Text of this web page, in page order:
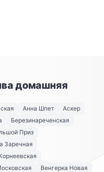
домашняя
Анна Шпет
Аскер
Березинареченская
Приз
Заречная
Венгерка Новая